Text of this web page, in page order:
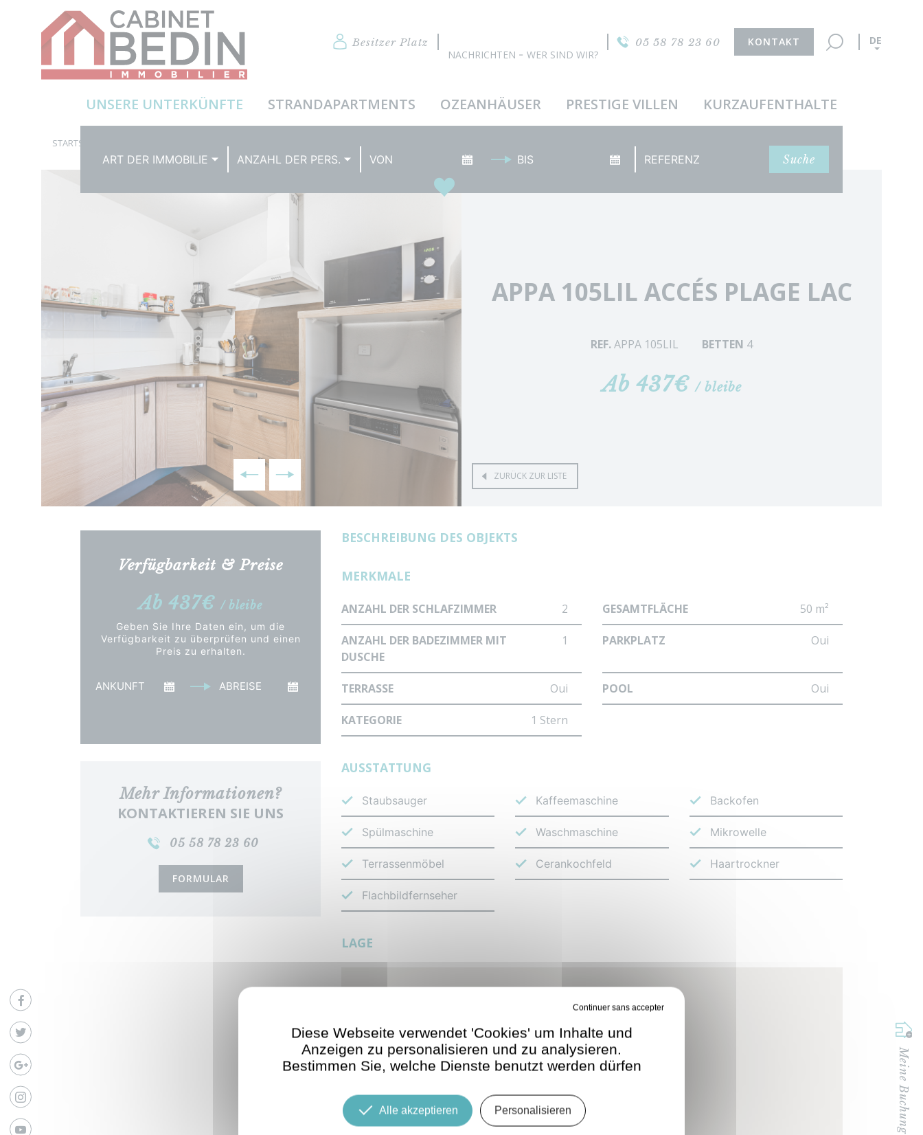
Besitzer Platz
NACHRICHTEN
WER SIND WIR?
05 58 78 23 60 KONTAKT
Meine Buchung
Facebook
Twitter
Google
Instagram
Youtube
DE
UNSERE UNTERKÜNFTE STRANDAPARTMENTS OZEANHÄUSER PRESTIGE VILLEN KURZAUFENTHALTE
ART DER IMMOBILIE ANZAHL DER PERS. Suche
STARTSEITE
APPA 105LIL ACCÉS PLAGE LAC
REF.APPA 105LIL BETTEN 4
Ab 437€ / bleibe
ZURÜCK ZUR LISTE
Highlights
Verfügbarkeit & Preise
Ab 437€ / bleibe
Geben Sie Ihre Daten ein, um die
Verfügbarkeit zu überprüfen und einen
Preis zu erhalten.
Ankunft Abreise
Mehr Informationen?
KONTAKTIEREN SIE UNS
05 58 78 23 60
FORMULAR
BESCHREIBUNG DES OBJEKTS
MERKMALE
ANZAHL DER SCHLAFZIMMER 2 GESAMTFLÄCHE 50 m²
ANZAHL DER BADEZIMMER MIT
DUSCHE
1 PARKPLATZ Oui
TERRASSE Oui POOL Oui
KATEGORIE 1 Stern
AUSSTATTUNG
Staubsauger Kaffeemaschine Backofen
Spülmaschine Waschmaschine Mikrowelle
Terrassenmöbel Cerankochfeld Haartrockner
Flachbildfernseher
LAGE
Diese Webseite verwendet 'Cookies' um Inhalte und
Anzeigen zu personalisieren und zu analysieren.
Bestimmen Sie, welche Dienste benutzt werden dürfen
Alle akzeptieren Personalisieren